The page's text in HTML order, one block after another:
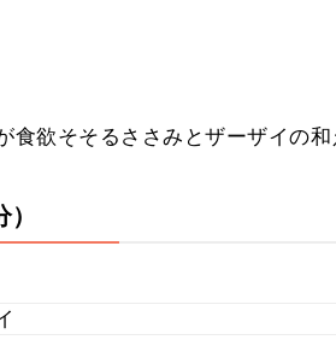
食欲そそるささみとザーザイの